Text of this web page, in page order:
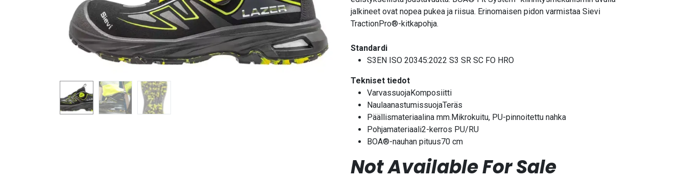
jalkineet ovat nopea pukea ja riisua. Erinomaisen pidon varmistaa Sievi
TractionPro®-kitkapohja.
Standardi
S3EN ISO 20345:2022 S3 SR SC FO HRO
Tekniset tiedot
VarvassuojaKomposiitti
NaulaanastumissuojaTeräs
Päällismateriaalina mm.Mikrokuitu, PU-pinnoitettu nahka
Pohjamateriaali2-kerros PU/RU
BOA®-nauhan pituus70 cm
Not Available For Sale